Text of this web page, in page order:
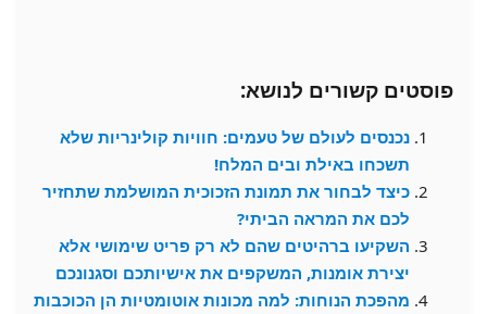
פוסטים קשורים לנושא:
נכנסים לעולם של טעמים: חוויות קולינריות שלא
תשכחו באילת ובים המלח!
כיצד לבחור את תמונת הזכוכית המושלמת שתחזיר
לכם את המראה הביתי?
השקיעו ברהיטים שהם לא רק פריט שימושי אלא
יצירת אומנות, המשקפים את אישיותכם וסגנונכם
מהפכת הנוחות: למה מכונות אוטומטיות הן הכוכבות